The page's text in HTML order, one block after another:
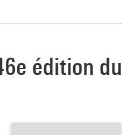
édition